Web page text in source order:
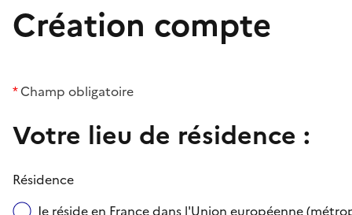
Création compte
*Champ obligatoire
Votre lieu de résidence :
Résidence
Je réside en France dans l'Union européenne